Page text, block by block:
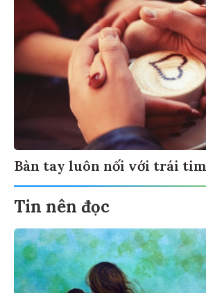
Bàn tay luôn nối với trái tim
Tin nên đọc